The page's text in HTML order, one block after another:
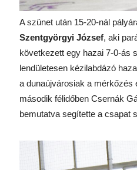
A szünet után 15-20-nál
Szentgyörgyi József, aki
következett egy hazai 7-0-ás
lendületesen kézilabdázó
a dunaújvárosiak a mérkőzés
második félidőben Csernák
bemutatva segítette a csapat